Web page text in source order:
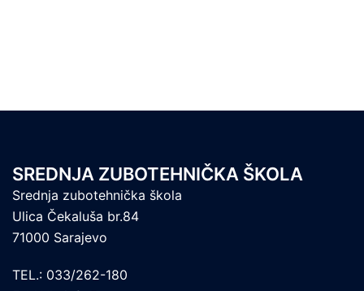
SREDNJA ZUBOTEHNIČKA ŠKOLA
Srednja zubotehnička škola
Ulica Čekaluša br.84
71000 Sarajevo
TEL.: 033/262-180